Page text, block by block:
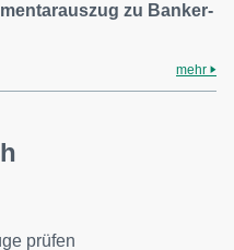
zu Banker-
mehr
prüfen